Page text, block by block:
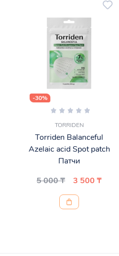
-30%
TORRIDEN
Torriden Balanceful
Azelaic acid Spot patch
Патчи
5 000 ₸
3 500 ₸